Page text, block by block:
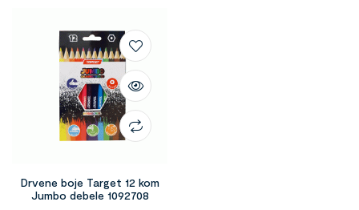
Drvene boje Target 12 kom
Jumbo debele 1092708